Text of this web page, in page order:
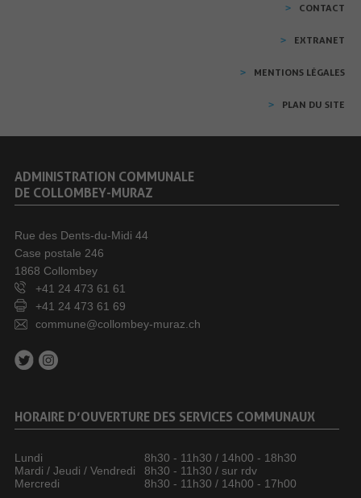
CONTACT
EXTRANET
MENTIONS LÉGALES
PLAN DU SITE
ADMINISTRATION COMMUNALE
DE COLLOMBEY-MURAZ
Rue des Dents-du-Midi 44
Case postale 246
1868 Collombey
+41 24 473 61 61
+41 24 473 61 69
commune@collombey-muraz.ch
HORAIRE D’OUVERTURE DES SERVICES COMMUNAUX
Lundi
8h30 - 11h30 / 14h00 - 18h30
Mardi / Jeudi / Vendredi
8h30 - 11h30 / sur rdv
Mercredi
8h30 - 11h30 / 14h00 - 17h00